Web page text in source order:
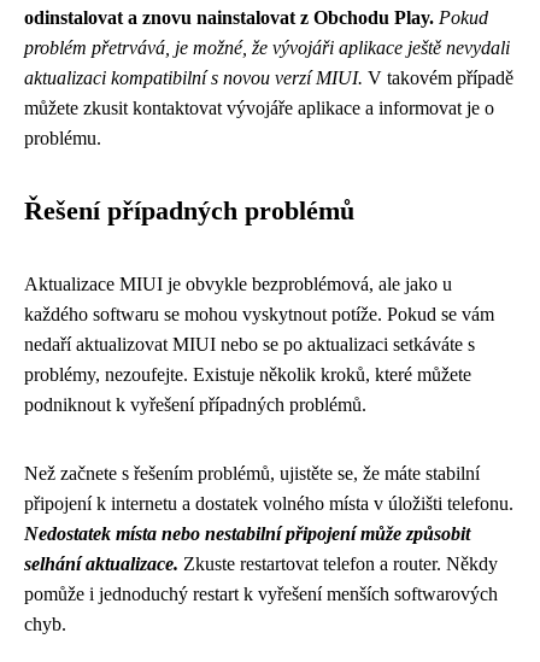
odinstalovat a znovu nainstalovat z Obchodu Play. Pokud
problém přetrvává, je možné, že vývojáři aplikace ještě nevydali
aktualizaci kompatibilní s novou verzí MIUI. V takovém případě
můžete zkusit kontaktovat vývojáře aplikace a informovat je o
problému.
Řešení případných problémů
Aktualizace MIUI je obvykle bezproblémová, ale jako u
každého softwaru se mohou vyskytnout potíže. Pokud se vám
nedaří aktualizovat MIUI nebo se po aktualizaci setkáváte s
problémy, nezoufejte. Existuje několik kroků, které můžete
podniknout k vyřešení případných problémů.
Než začnete s řešením problémů, ujistěte se, že máte stabilní
připojení k internetu a dostatek volného místa v úložišti telefonu.
Nedostatek místa nebo nestabilní připojení může způsobit
selhání aktualizace. Zkuste restartovat telefon a router. Někdy
pomůže i jednoduchý restart k vyřešení menších softwarových
chyb.